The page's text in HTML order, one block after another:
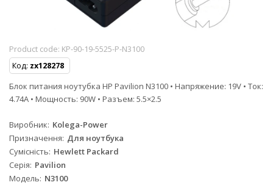
Product code: KP-90-19-5525-P-N3100
Код: zx128278
Блок питания ноутубка HP Pavilion N3100 • Напряжение: 19V • Ток:
4.74A • Мощность: 90W • Разъем: 5.5×2.5
Виробник Kolega-Power
Призначення Для ноутбука
Сумісність Hewlett Packard
Серія Pavilion
Модель N3100